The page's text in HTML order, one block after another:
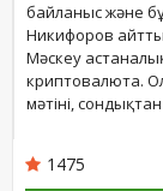
байланыс және
Никифоров
Мәскеу
криптовалюта.
мәтіні, сондықтан
1475